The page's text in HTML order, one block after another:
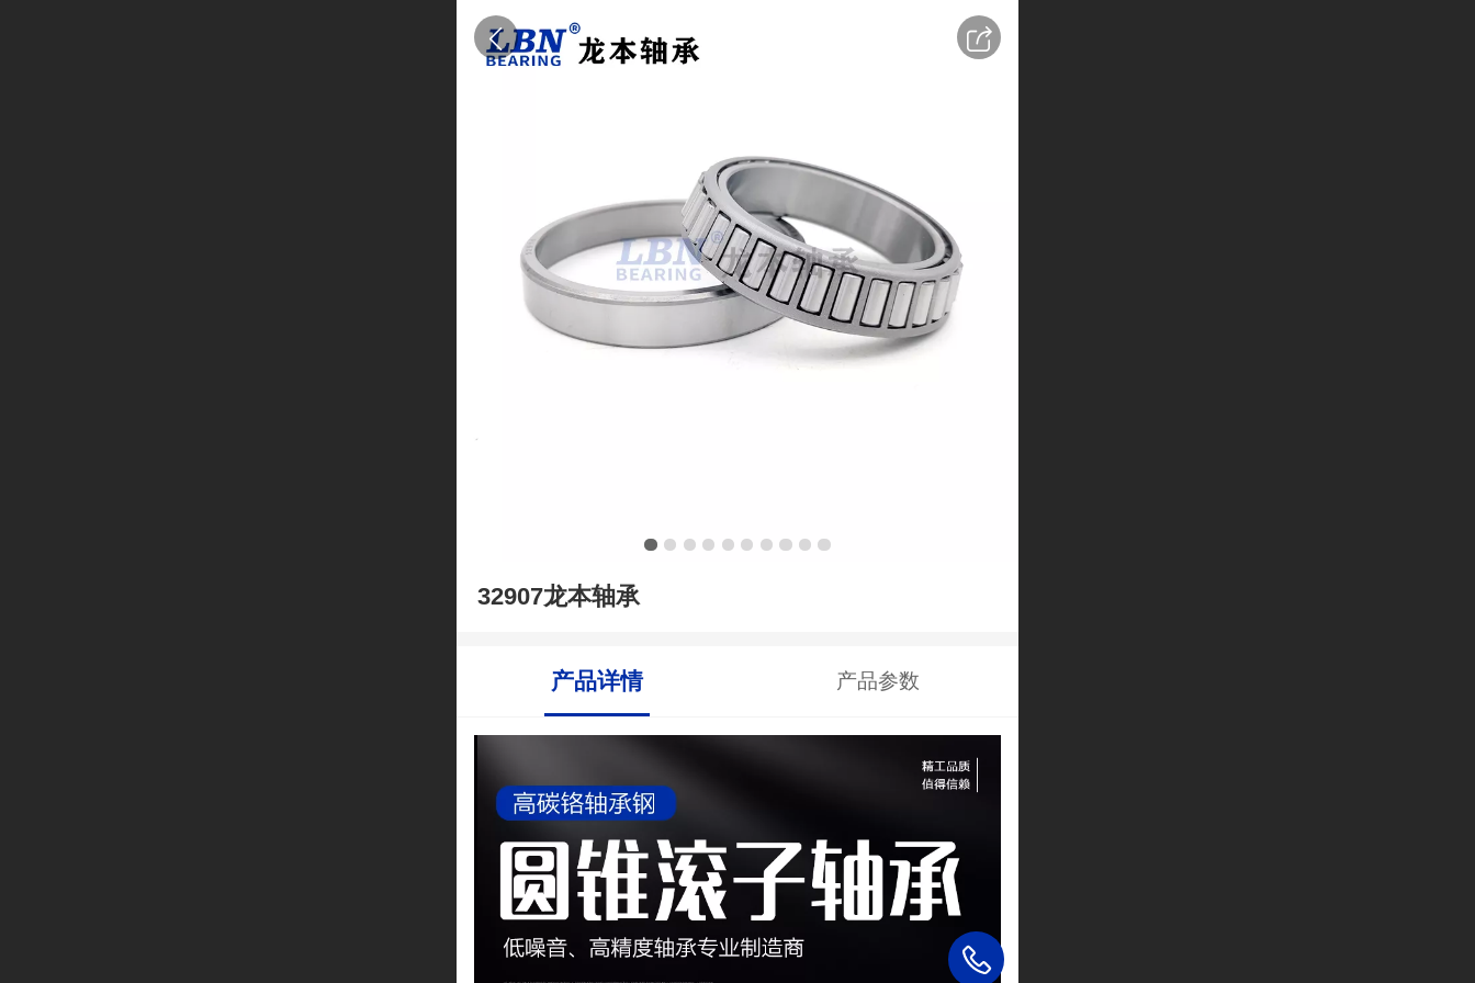
32907龙本轴承
产品详情 产品参数